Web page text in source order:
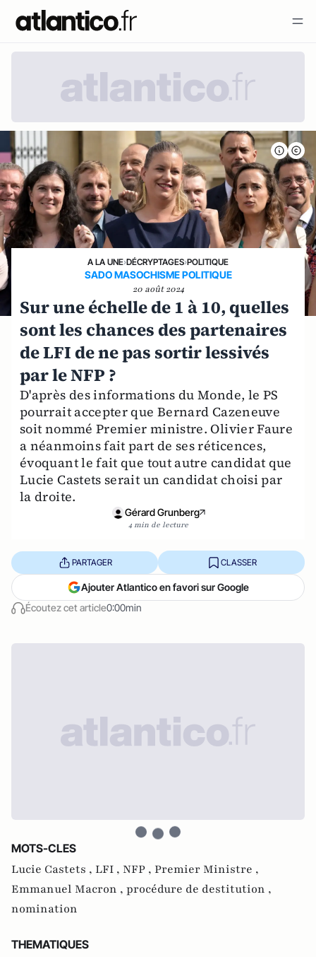
A LA UNE›DÉCRYPTAGES›POLITIQUE
SADO MASOCHISME POLITIQUE
20 août 2024
Sur une échelle de 1 à 10, quelles
sont les chances des partenaires
de LFI de ne pas sortir lessivés
par le NFP ?
D'après des informations du Monde, le PS
pourrait accepter que Bernard Cazeneuve
soit nommé Premier ministre. Olivier Faure
a néanmoins fait part de ses réticences,
évoquant le fait que tout autre candidat que
Lucie Castets serait un candidat choisi par
la droite.
Gérard Grunberg
4 min de lecture
Écoutez cet article0:00min
PARTAGER CLASSER
Ajouter Atlantico en favori sur Google
MOTS-CLES
Lucie Castets , LFI , NFP , Premier Ministre ,
Emmanuel Macron , procédure de destitution ,
nomination
THEMATIQUES